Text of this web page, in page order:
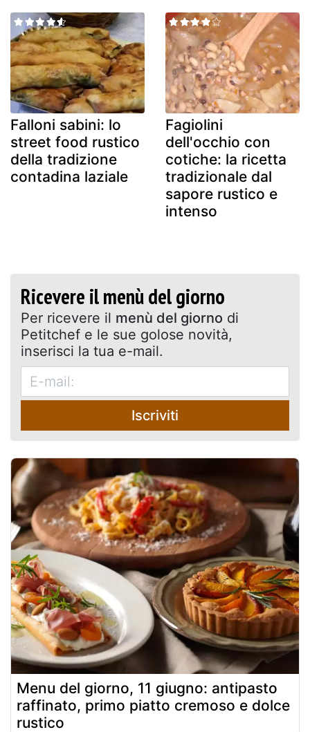
Falloni sabini: lo
street food rustico
della tradizione
contadina laziale
Fagiolini
dell'occhio con
cotiche: la ricetta
tradizionale dal
sapore rustico e
intenso
Ricevere il menù del giorno
Per ricevere il menù del giorno di
Petitchef e le sue golose novità,
inserisci la tua e-mail.
Iscriviti
Menu del giorno, 11 giugno: antipasto
raffinato, primo piatto cremoso e dolce
rustico